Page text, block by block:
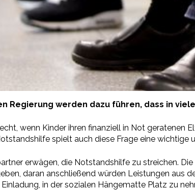
Regierung werden dazu führen, dass in
wenn Kinder ihren finanziell in Not geratenen
spielt auch diese Frage eine
erwägen, die Notstandshilfe zu streichen.
daran anschließend würden Leistungen aus
in der sozialen Hängematte Platz zu